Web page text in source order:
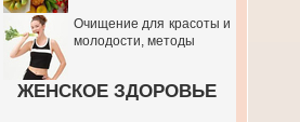
Очищение для красоты и
молодости, методы
ЖЕНСКОЕ ЗДОРОВЬЕ